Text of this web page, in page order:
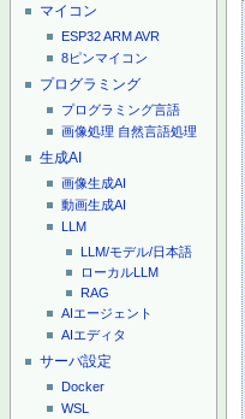
マイコン
ESP32ARMAVR
8ピンマイコン
プログラミング
プログラミング言語
画像処理 自然言語処理
生成AI
画像生成AI
動画生成AI
LLM
LLM/モデル/日本語
ローカルLLM
RAG
AIエージェント
AIエディタ
サーバ設定
Docker
WSL